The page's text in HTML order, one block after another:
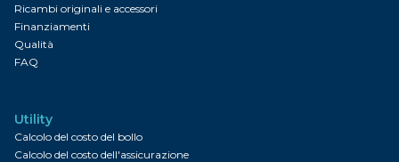
Ricambi originali e accessori
Finanziamenti
Qualità
FAQ
Utility
Calcolo del costo del bollo
Calcolo del costo dell'assicurazione